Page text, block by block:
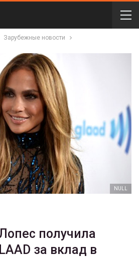
Зарубежные новости
NULL
получила
за вклад в